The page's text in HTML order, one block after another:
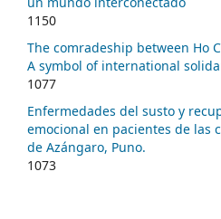
1150
The comradeship between Ho
A symbol of international
1077
Enfermedades del susto y
emocional en pacientes de las
de Azángaro, Puno.
1073